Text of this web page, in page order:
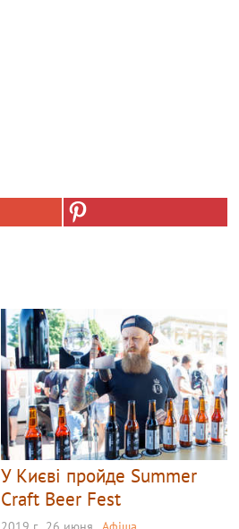
У Києві пройде Summer
Craft Beer Fest